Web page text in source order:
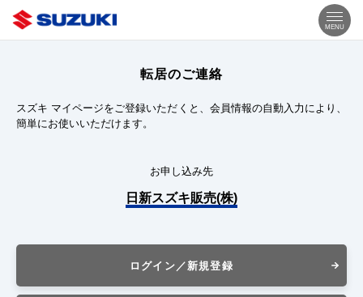
MENU
転居のご連絡
スズキ マイページをご登録いただくと、会員情報の自動入力により、
簡単にお使いいただけます。
お申し込み先
日新スズキ販売(株)
ログイン／新規登録